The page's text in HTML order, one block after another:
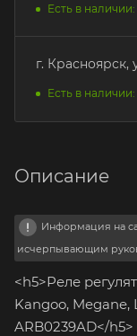
Есть в наличии:
г.
Есть в наличии:
Описание
Информация на
исчерпывающим
<h5>Реле
Kangoo, Megane,
ARB0239AD</h5>